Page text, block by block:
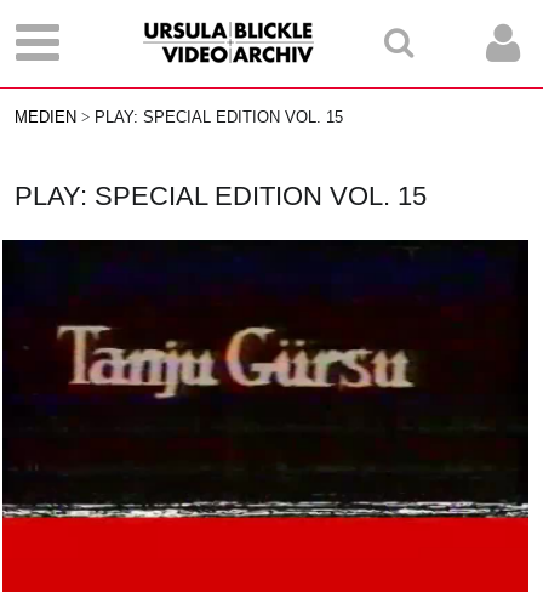
MEDIEN PLAY: SPECIAL EDITION VOL. 15
PLAY: SPECIAL EDITION VOL. 15